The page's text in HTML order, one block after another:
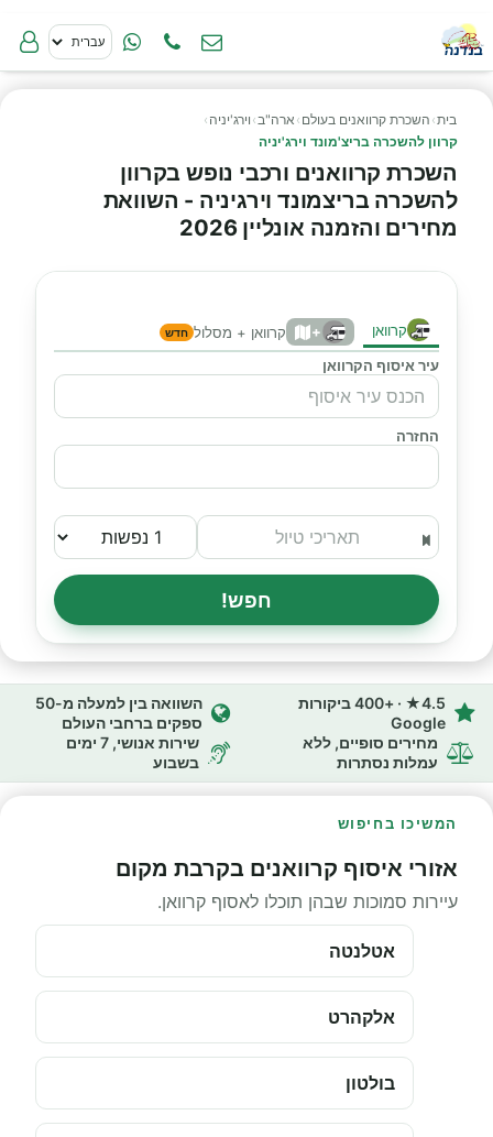
בית› השכרת קרוואנים בעולם › ארה"ב› וירג'יניה ›
קרוון להשכרה בריצ'מונד וירג'יניה
השכרת קרוואנים ורכבי נופש בקרוון
להשכרה בריצמונד וירגיניה - השוואת
מחירים והזמנה אונליין 2026
קרוואן + קרוואן + מסלול חדש
עיר איסוף הקרוואן
החזרה
חפש!
4.5★ · +400 ביקורות
Google
השוואה בין למעלה מ-50
ספקים ברחבי העולם
מחירים סופיים, ללא
עמלות נסתרות
שירות אנושי, 7 ימים
בשבוע
המשיכו בחיפוש
אזורי איסוף קרוואנים בקרבת מקום
עיירות סמוכות שבהן תוכלו לאסוף קרוואן.
אטלנטה
אלקהרט
בולטון